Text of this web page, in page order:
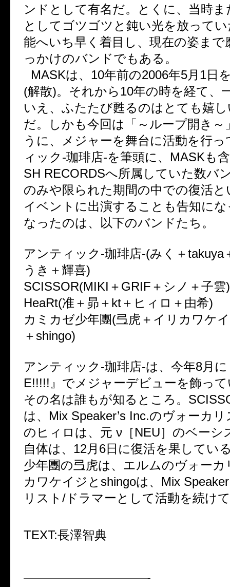
ンドとして有名だ。とくに、当時ま
としてゴツゴツと鈍い光を放って
能へいち早く着目し、現在の姿まで
っかけのバンドでもある。
MASKは、10年前の2006年5月1日
(解散)。それから10年の時を経て、
いえ、ふたたび甦るのはとても嬉
だ。しかも今回は「～ループ開き～
うに、メジャーを舞台に活動を行
ィック-珈琲店-を筆頭に、MASKも
SH RECORDSへ所属していた数バ
のみや限られた期間の中での復活
イベントに出演することも告知に
なったのは、以下のバンドたち。
アンティック-珈琲店-(みく＋takuya
うき＋輝喜)
SCISSOR(MIKI＋GRIF＋シノ＋子雲)
HeaRt(准＋昴＋kt＋ヒィロ＋由希)
カミカゼ少年團(弖虎＋イリカワケ
＋shingo)
アンティック-珈琲店-は、今年8月
E!!!!!』でメジャーデビューを飾っ
その名は誰もが知るところ。
は、Mix Speaker’s Inc.のヴォーカ
のヒィロは、元 ν［NEU］のベーシ
自体は、12月6日に復活を果してい
少年團の弖虎は、エルムのヴォー
カワケイジとshingoは、Mix
リスト/ドラマーとして活動を続け
TEXT:長澤智典
——————————-